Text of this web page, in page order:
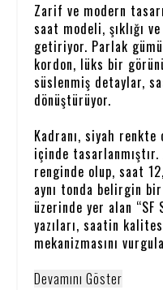
Zarif ve modern
saat modeli, şıklığı
getiriyor. Parlak
kordon, lüks bir
süslenmiş detaylar,
dönüştürüyor.
Kadranı, siyah
içinde tasarlanmıştır.
renginde olup, saat
aynı tonda belirgin
üzerinde yer alan “SF
yazıları, saatin
mekanizmasını
Devamını Göster